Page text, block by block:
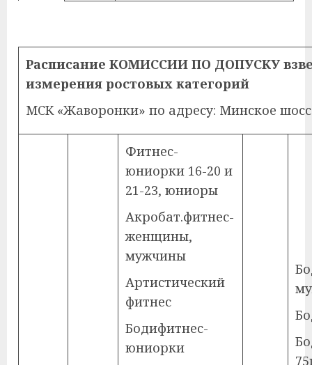
Расписание КОМИССИИ ПО ДОПУСКУ
измерения ростовых категорий
МСК «Жаворонки» по адресу: Минское
Фитнес-
юниорки 16-20 и
21-23, юниоры
Акробат.фитнес-
женщины,
мужчины
Артистический
фитнес
Бодифитнес-
юниорки